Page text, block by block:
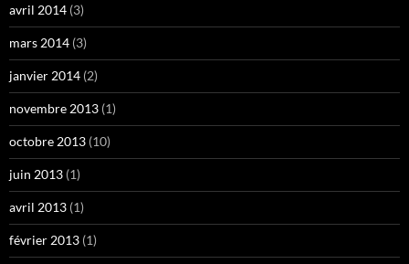
avril 2014 (3)
mars 2014 (3)
janvier 2014 (2)
novembre 2013 (1)
octobre 2013 (10)
juin 2013 (1)
avril 2013 (1)
février 2013 (1)